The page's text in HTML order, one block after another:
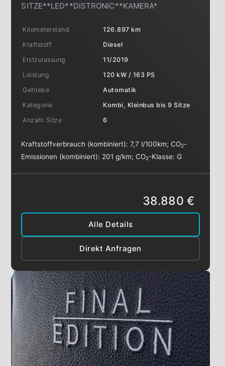
SITZE**LED**DISTRONIC**KAMERA*
Kilometerstand
126.897 km
Kraftstoff
Diesel
Erstzulassung
11/2019
Leistung
120 kW / 163 PS
Getriebe
Automatik
Kategorie
Kombi, Kleinbus bis 9 Sitze
Anzahl Sitze
6
Kraftstoffverbrauch (kombiniert):7,7 l/100km;CO2-
Emissionen (kombiniert): 201 g/km;CO2-Klasse:G
Alle Details
Direkt Anfragen
38.880 €